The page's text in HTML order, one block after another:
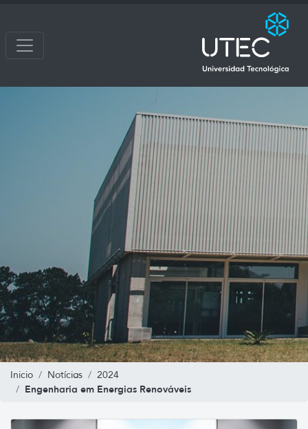
Inicio Notícias 2024
Engenharia em Energias Renováveis